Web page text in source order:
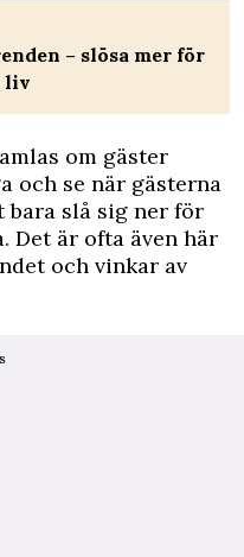
– slösa mer för
liv
om gäster
och se när gästerna
slå sig ner för
Det är ofta även här
och vinkar av